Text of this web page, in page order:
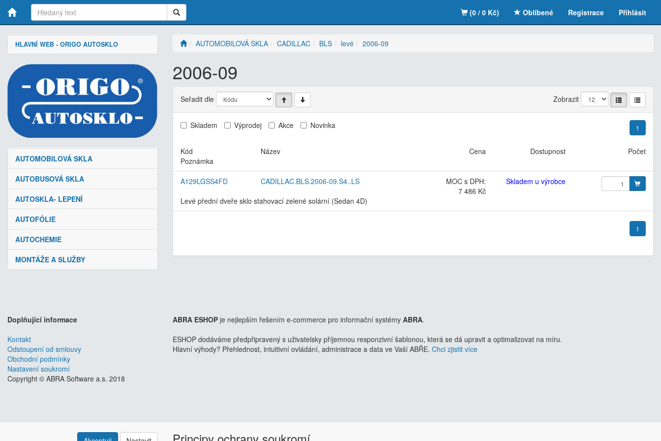
Registrace Přihlásit
(0 / 0 Kč) Oblíbené
HLAVNÍ WEB - ORIGO AUTOSKLO
AUTOMOBILOVÁ SKLA
AUTOBUSOVÁ SKLA
AUTOSKLA- LEPENÍ
AUTOFÓLIE
AUTOCHEMIE
MONTÁŽE A SLUŽBY
AUTOMOBILOVÁ SKLA CADILLAC BLS levé 2006-09
2006-09
Seřadit dle Zobrazit
Skladem Výprodej Akce Novinka 1
Kód Název Cena Dostupnost
Počet
Poznámka
A129LGSS4FD CADILLAC.BLS.2006-09.S4..LS
MOC s DPH:
7 486 Kč
Skladem u výrobce
Levé přední dveře sklo stahovací zelené solární (Sedan 4D)
1
Doplňující informace
Kontakt
Odstoupení od smlouvy
Obchodní podmínky
Nastavení soukromí
ABRA ESHOP je nejlepším řešením e-commerce pro informační systémy ABRA.
ESHOP dodáváme předpřipravený s uživatelsky příjemnou responzivní šablonou, která se dá upravit a optimalizovat na míru.
Hlavní výhody? Přehlednost, intuitivní ovládání, administrace a data ve Vaší ABŘE. Chci zjistit více
Copyright © ABRA Software a.s. 2018